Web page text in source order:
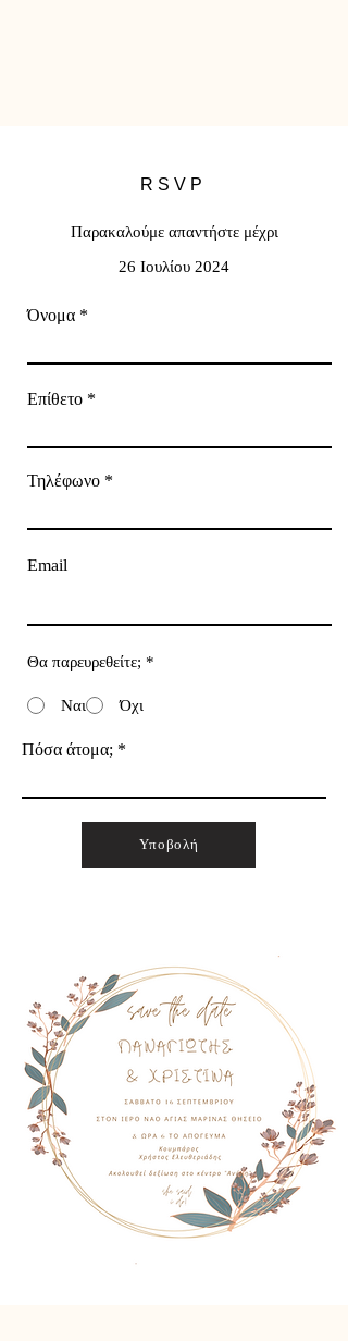
RSVP
Παρακαλούμε απαντήστε μέχρι
26 Ιουλίου 2024
Όνομα
Επίθετο
Τηλέφωνο
Email
Θα παρευρεθείτε; *
Ναι Όχι
Πόσα άτομα;
Υποβολή